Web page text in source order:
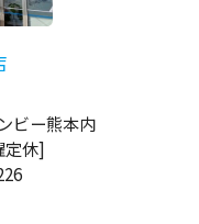
ビー熊本内
定休]